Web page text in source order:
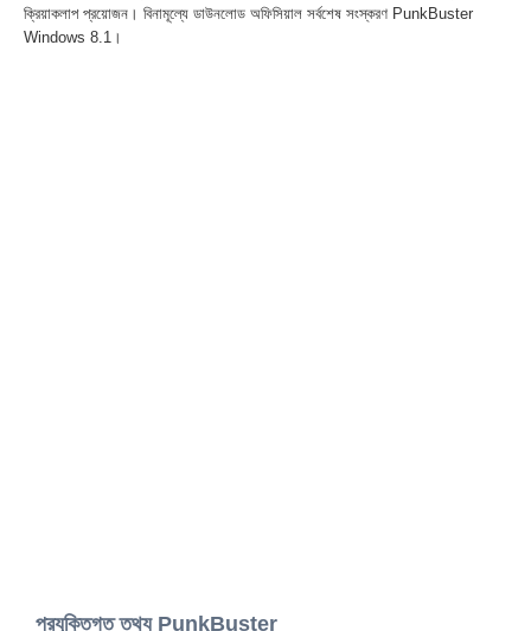
ক্রিয়াকলাপ প্রয়োজন। বিনামূল্যে ডাউনলোড অফিসিয়াল সর্বশেষ সংস্করণ PunkBuster
Windows 8.1।
প্রযুক্তিগত তথ্য PunkBuster